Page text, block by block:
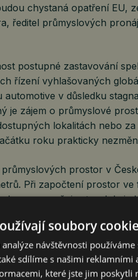
chystaná opatření EU,
ředitel průmyslových
postupné zastavování
řízení vyhlašovaných
v důsledku
je zájem o průmyslové
lokalitách nebo
roku prakticky
prostor v
Při započtení prostor
core označuje stav, kdy je
individuální dokončení dle
548 360 m2. Ty mohou
soubory
návštěvnosti
sdílíme s našimi
které jste jim poskytli